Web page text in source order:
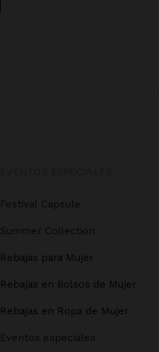
Festival Capsule
Summer Collection
Rebajas para Mujer
Rebajas en Bolsos de Mujer
Rebajas en Ropa de Mujer
Eventos especiales